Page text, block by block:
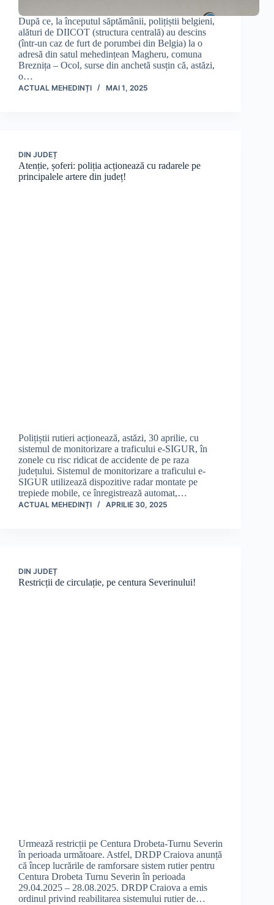
După ce, la începutul săptămânii, polițiștii belgieni,
alături de DIICOT (structura centrală) au descins
(într-un caz de furt de porumbei din Belgia) la o
adresă din satul mehedințean Magheru, comuna
Breznița – Ocol, surse din anchetă susțin că, astăzi,
o…
ACTUAL MEHEDINȚI MAI 1, 2025
DIN JUDEȚ
Atenție, șoferi: poliția acționează cu radarele pe
principalele artere din județ!
Polițiștii rutieri acționează, astăzi, 30 aprilie, cu
sistemul de monitorizare a traficului e-SIGUR, în
zonele cu risc ridicat de accidente de pe raza
județului. Sistemul de monitorizare a traficului e-
SIGUR utilizează dispozitive radar montate pe
trepiede mobile, ce înregistrează automat,…
ACTUAL MEHEDINȚI APRILIE 30, 2025
DIN JUDEȚ
Restricții de circulație, pe centura Severinului!
Urmează restricții pe Centura Drobeta-Turnu Severin
în perioada următoare. Astfel, DRDP Craiova anunță
că încep lucrările de ramforsare sistem rutier pentru
Centura Drobeta Turnu Severin în perioada
29.04.2025 – 28.08.2025. DRDP Craiova a emis
ordinul privind reabilitarea sistemului rutier de…